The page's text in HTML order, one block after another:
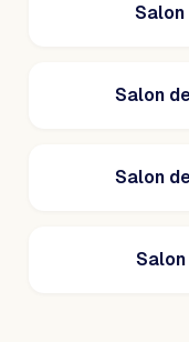
Salon
Salon
Salon